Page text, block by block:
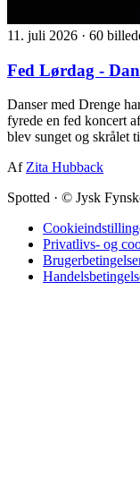
11. juli 2026 · 60
Fed Lørdag -
Danser med Drenge
fyrede en fed koncert
blev sunget og skrålet
Af Zita Hubback
Spotted · © Jysk
Privatlivs- og